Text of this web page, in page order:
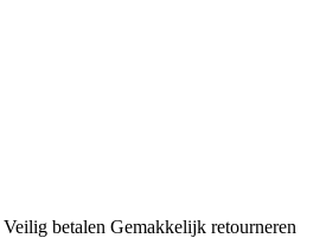
Veilig betalen Gemakkelijk retourneren